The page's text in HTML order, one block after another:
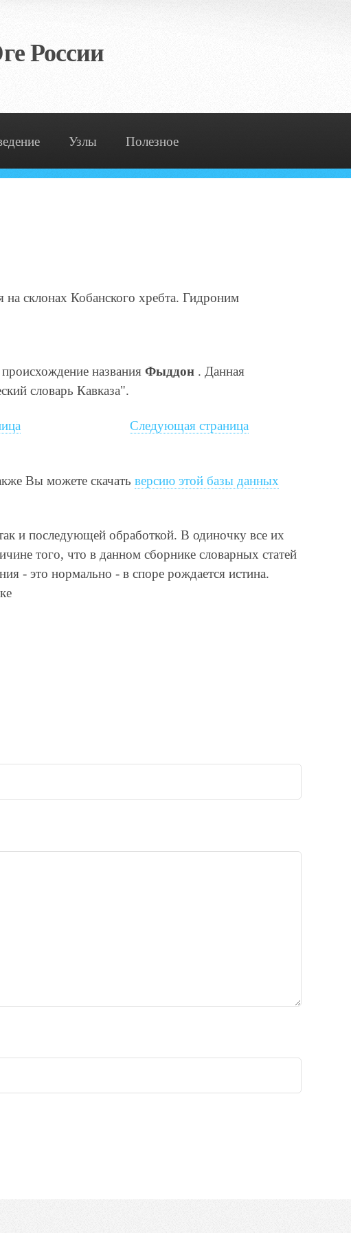
России
Узлы Полезное
на склонах Кобанского хребта. Гидроним
названия Фыддон . Данная
словарь Кавказа".
Следующая страница
Вы можете скачать версию этой базы данных
и последующей обработкой. В одиночку все их
того, что в данном сборнике словарных статей
- это нормально - в споре рождается истина.